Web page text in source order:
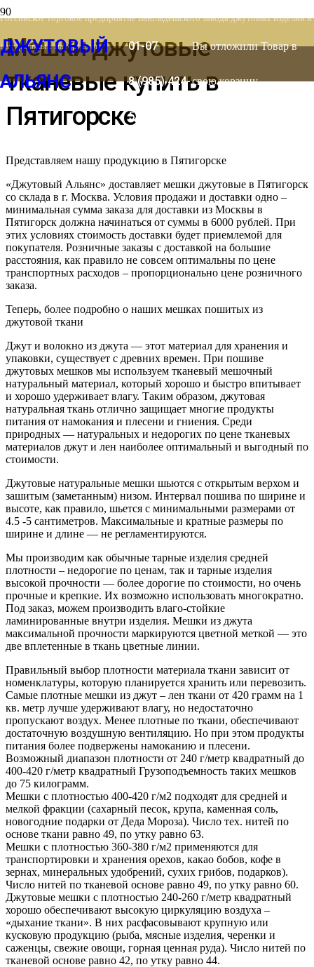
Российское торговое предприятие Бангладешского завода джутовых изделий и
натуральных материалов
ДЖУТОВЫЙ
АЛЬЯНС
01-07
8 (985) 424-
53-66
Вы отложилиТоварв
свою корзину.
Мешки джутовые
тканевые купить в
Пятигорске
Представляем нашу продукцию в Пятигорске
«Джутовый Альянс» доставляет мешки джутовые в Пятигорск
со склада в г. Москва. Условия продажи и доставки одно –
минимальная сумма заказа для доставки из Москвы в
Пятигорск должна начинаться от суммы в 6000 рублей. При
этих условиях стоимость доставки будет приемлемой для
покупателя. Розничные заказы с доставкой на большие
расстояния, как правило не совсем оптимальны по цене
транспортных расходов – пропорционально цене розничного
заказа.
Теперь, более подробно о наших мешках пошитых из
джутовой ткани
Джут и волокно из джута — этот материал для хранения и
упаковки, существует с древних времен. При пошиве
джутовых мешков мы используем тканевый мешочный
натуральный материал, который хорошо и быстро впитывает
и хорошо удерживает влагу. Таким образом, джутовая
натуральная ткань отлично защищает многие продукты
питания от намокания и плесени и гниения. Среди
природных — натуральных и недорогих по цене тканевых
материалов джут и лен наиболее оптимальный и выгодный по
стоимости.
Джутовые натуральные мешки шьются с открытым верхом и
зашитым (заметанным) низом. Интервал пошива по ширине и
высоте, как правило, шьется с минимальными размерами от
4.5 -5 сантиметров. Максимальные и кратные размеры по
ширине и длине — не регламентируются.
Мы производим как обычные тарные изделия средней
плотности – недорогие по ценам, так и тарные изделия
высокой прочности — более дорогие по стоимости, но очень
прочные и крепкие. Их возможно использовать многократно.
Под заказ, можем производить влаго-стойкие
ламинированные внутри изделия. Мешки из джута
максимальной прочности маркируются цветной меткой — это
две вплетенные в ткань цветные линии.
Правильный выбор плотности материала ткани зависит от
номенклатуры, которую планируется хранить или перевозить.
Самые плотные мешки из джут – лен ткани от 420 грамм на 1
кв. метр лучше удерживают влагу, но недостаточно
пропускают воздух. Менее плотные по ткани, обеспечивают
достаточную воздушную вентиляцию. Но при этом продукты
питания более подвержены намоканию и плесени.
Возможный диапазон плотности от 240 г/метр квадратный до
400-420 г/метр квадратный Грузоподъемность таких мешков
до 75 килограмм.
Мешки с плотностью 400-420 г/м2 подходят для средней и
мелкой фракции (сахарный песок, крупа, каменная соль,
новогодние подарки от Деда Мороза). Число тех. нитей по
основе ткани равно 49, по утку равно 63.
Мешки с плотностью 360-380 г/м2 применяются для
транспортировки и хранения орехов, какао бобов, кофе в
зернах, минеральных удобрений, сухих грибов, подарков).
Число нитей по тканевой основе равно 49, по утку равно 60.
Джутовые мешки с плотностью 240-260 г/метр квадратный
хорошо обеспечивают высокую циркуляцию воздуха –
«дыхание ткани». В них расфасовывают крупную или
кусковую продукцию (рыба, мясные изделия, черенки и
саженцы, свежие овощи, горная ценная руда). Число нитей по
тканевой основе равно 42, по утку равно 44.